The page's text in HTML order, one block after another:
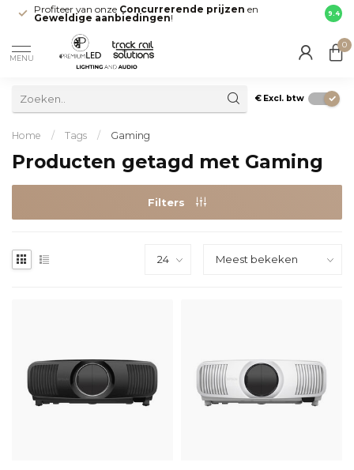
Profiteer van onze Concurrerende prijzen en
Geweldige aanbiedingen! direct
9.4
MENU
0
€ Excl. btw
Home / Tags / Gaming
Producten getagd met Gaming
Filters